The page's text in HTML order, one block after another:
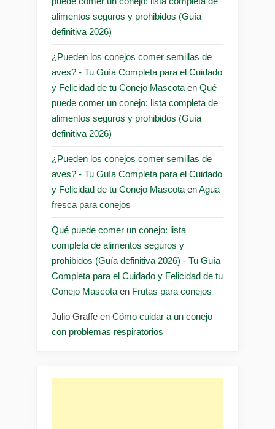
alimentos seguros y prohibidos (Guía
definitiva 2026)
¿Pueden los conejos comer semillas de
aves? - Tu Guía Completa para el Cuidado
y Felicidad de tu Conejo Mascota en Qué
puede comer un conejo: lista completa de
alimentos seguros y prohibidos (Guía
definitiva 2026)
¿Pueden los conejos comer semillas de
aves? - Tu Guía Completa para el Cuidado
y Felicidad de tu Conejo Mascota enAgua
fresca para conejos
Qué puede comer un conejo: lista
completa de alimentos seguros y
prohibidos (Guía definitiva 2026) - Tu Guía
Completa para el Cuidado y Felicidad de tu
Conejo Mascota en Frutas para conejos
Julio Graffe en Cómo cuidar a un conejo
con problemas respiratorios